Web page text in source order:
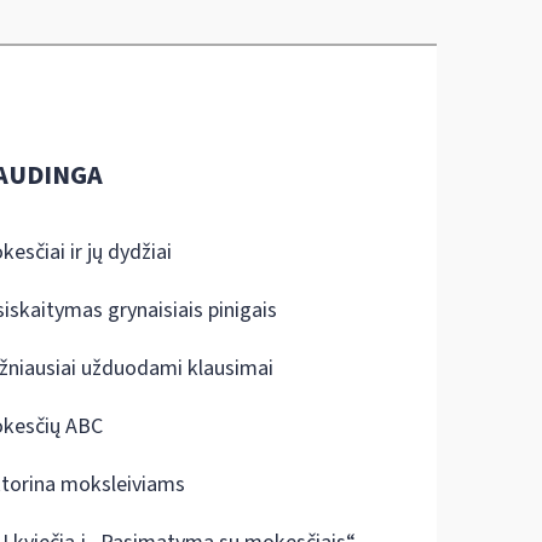
ir jų dydžiai
grynaisiais pinigais
užduodami klausimai
ABC
moksleiviams